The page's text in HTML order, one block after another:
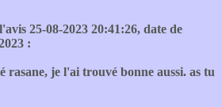
25-08-2023 20:41:26, date de
:
rasane, je l'ai trouvé bonne aussi. as tu